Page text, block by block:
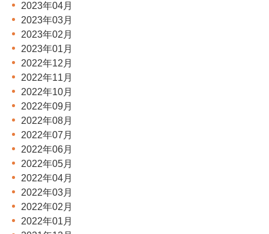
2023年04月
2023年03月
2023年02月
2023年01月
2022年12月
2022年11月
2022年10月
2022年09月
2022年08月
2022年07月
2022年06月
2022年05月
2022年04月
2022年03月
2022年02月
2022年01月